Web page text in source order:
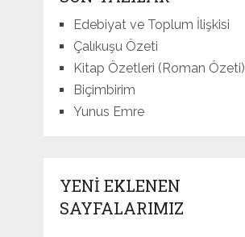
Edebiyat ve Toplum İlişkisi
Çalıkuşu Özeti
Kitap Özetleri (Roman Özeti)
Biçimbirim
Yunus Emre
YENI EKLENEN
SAYFALARIMIZ